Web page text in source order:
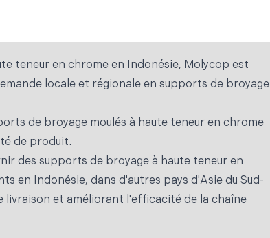
teneur en chrome en Indonésie, Molycop est
locale et régionale en supports de broyage
de broyage moulés à haute teneur en chrome
de produit.
des supports de broyage à haute teneur en
en Indonésie, dans d'autres pays d'Asie du Sud-
livraison et améliorant l'efficacité de la chaîne